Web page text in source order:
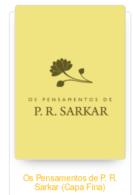
Os Pensamentos de P. R.
Sarkar (Capa Fina)